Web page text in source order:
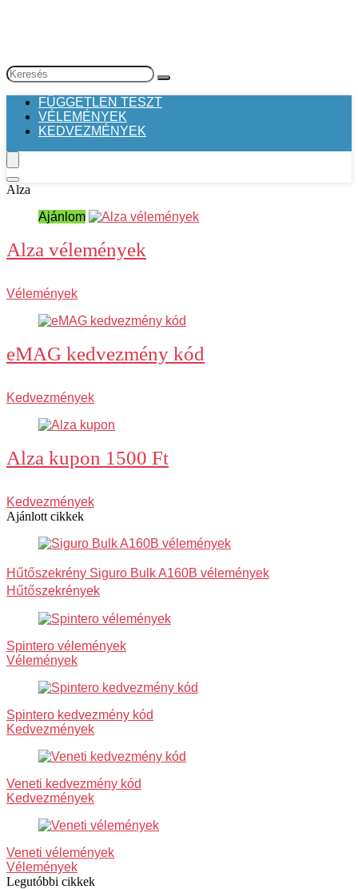
FÜGGETLEN TESZT
VÉLEMÉNYEK
KEDVEZMÉNYEK
Alza
Ajánlom
Alza vélemények
Vélemények
eMAG kedvezmény kód
Kedvezmények
Alza kupon 1500 Ft
Kedvezmények
Ajánlott cikkek
Hűtőszekrény Siguro Bulk A160B vélemények
Hűtőszekrények
Spintero vélemények
Vélemények
Spintero kedvezmény kód
Kedvezmények
Veneti kedvezmény kód
Kedvezmények
Veneti vélemények
Vélemények
Legutóbbi cikkek